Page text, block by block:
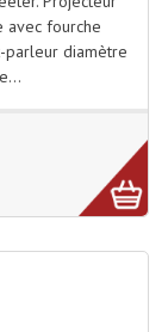
avec fourche
parleur diamètre